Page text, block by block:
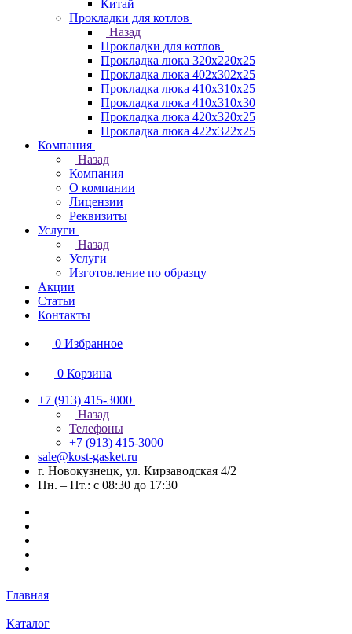
Китай
Прокладки для котлов
Назад
Прокладки для котлов
Прокладка люка 320x220x25
Прокладка люка 402x302x25
Прокладка люка 410x310x25
Прокладка люка 410х310х30
Прокладка люка 420x320x25
Прокладка люка 422x322x25
Компания
Назад
Компания
О компании
Лицензии
Реквизиты
Услуги
Назад
Услуги
Изготовление по образцу
Акции
Статьи
Контакты
0 Избранное
0 Корзина
+7 (913) 415-3000
Назад
Телефоны
+7 (913) 415-3000
sale@kost-gasket.ru
г. Новокузнецк, ул. Кирзаводская 4/2
Пн. – Пт.: с 08:30 до 17:30
Главная
Каталог